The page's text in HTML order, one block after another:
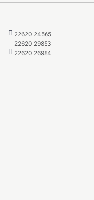
22620 24565
22620 29853
22620 26984